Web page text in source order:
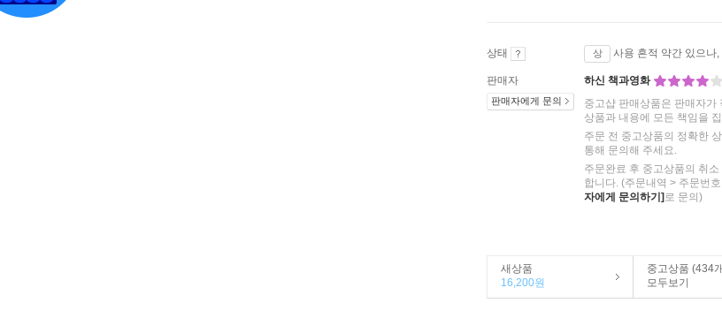
상태 상 사용 흔적 약간 있으나
판매자
판매자에게 문의
하신 책과영화
중고샵 판매상품은 판매자가
상품과 내용에 모든 책임을
주문 전 중고상품의 정확한
통해 문의해 주세요.
주문완료 후 중고상품의 취
합니다. (주문내역 > 주문번
자에게 문의하기] 로 문의)
새상품
16,200원
중고상품 (434
모두보기